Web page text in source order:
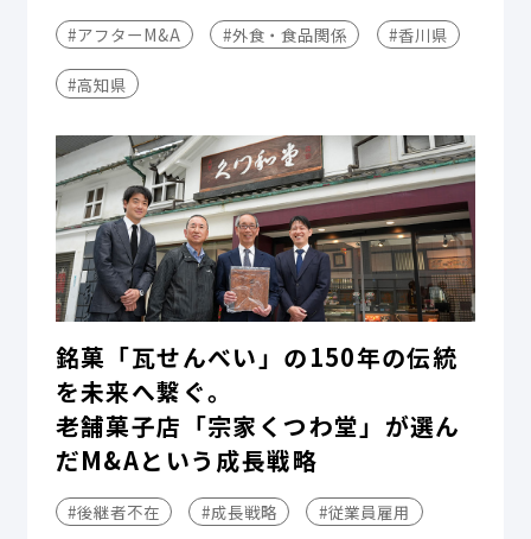
#アフターM&A #外食・食品関係 #香川県
#高知県
銘菓「瓦せんべい」の150年の伝統
を未来へ繋ぐ。
老舗菓子店「宗家くつわ堂」が選ん
だM&Aという成長戦略
#後継者不在 #成長戦略 #従業員雇用